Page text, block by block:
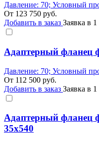
Давление: 70; Условный
От 123 750 руб.
Добавить в заказ Заявка в
Адаптерный фланец
Давление: 70; Условный
От 112 500 руб.
Добавить в заказ Заявка в
Адаптерный фланец
35x540